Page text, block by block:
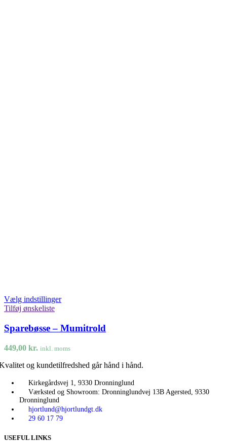
Vælg indstillinger
Tilføj ønskeliste
Sparebøsse – Mumitrold
449,00 kr. inkl. moms
og kundetilfredshed går hånd i hånd.
Kirkegårdsvej 1, 9330 Dronninglund
Værksted og Showroom: Dronninglundvej 13B Agersted, 9330
Dronninglund
hjortlund@hjortlundgt.dk
29 60 17 79
USEFUL LINKS